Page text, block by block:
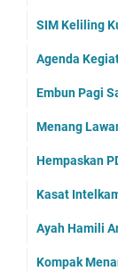
SIM Keliling
Agenda
Embun Pagi
Menang
Hempaskan
Kasat
Ayah Hamili
Kompak